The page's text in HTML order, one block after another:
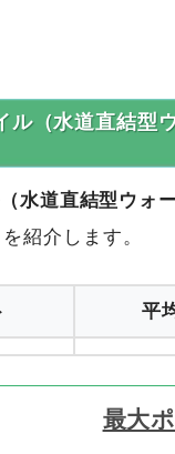
ル（水道直結型
水道直結型ウォ
紹介します。
平
最大